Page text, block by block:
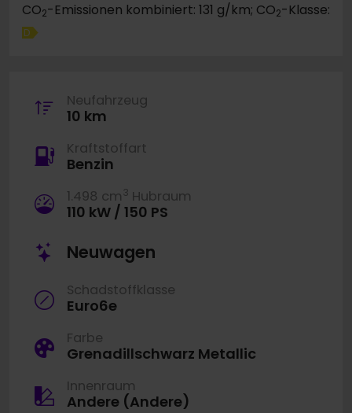
CO2-Emissionen kombiniert: 131 g/km; CO2-Klasse:
D
Neufahrzeug
10 km
Kraftstoffart
Benzin
1.498 cm 3 Hubraum
110 kW / 150 PS
Neuwagen
Schadstoffklasse
Euro6e
Farbe
Grenadillschwarz Metallic
Innenraum
Andere (Andere)